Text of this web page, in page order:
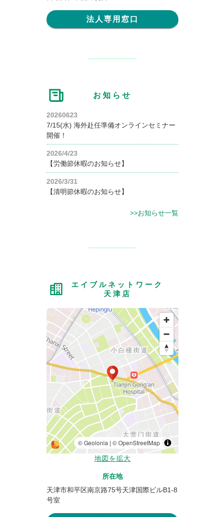
法人専用窓口
お知らせ
20260623
7/15(水) 海外赴任準備オンラインセミナー
開催！
2026/4/23
【労働節休暇のお知らせ】
2026/3/31
【清明節休暇のお知らせ】
>>お知らせ一覧
エイブルネットワーク
天津店
地図を拡大
所在地
天津市和平区南京路75号天津国際ビルB1-8
号室